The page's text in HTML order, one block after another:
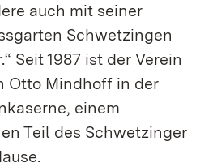
auch mit seiner
Schwetzingen
Seit 1987 ist der Verein
Otto Mindhoff in der
einem
Teil des Schwetzinger